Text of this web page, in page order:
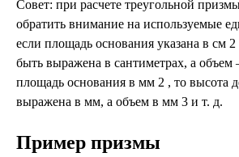
Совет: при расчете треугольной
обратить внимание на используемые
если площадь основания указана в см
быть выражена в сантиметрах, а
площадь основания в мм 2 , то высота
выражена в мм, а объем в мм 3 и т. д.
Пример призмы